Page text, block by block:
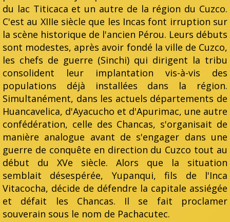
du lac Titicaca et un autre de la région du Cuzco.
C'est au XIIIe siècle que les Incas font irruption sur
la scène historique de l'ancien Pérou. Leurs débuts
sont modestes, après avoir fondé la ville de Cuzco,
les chefs de guerre (Sinchi) qui dirigent la tribu
consolident leur implantation vis-à-vis des
populations déjà installées dans la région.
Simultanément, dans les actuels départements de
Huancavelica, d'Ayacucho et d'Apurimac, une autre
confédération, celle des Chancas, s'organisait de
manière analogue avant de s'engager dans une
guerre de conquête en direction du Cuzco tout au
début du XVe siècle. Alors que la situation
semblait désespérée, Yupanqui, fils de l'Inca
Vitacocha, décide de défendre la capitale assiégée
et défait les Chancas. Il se fait proclamer
souverain sous le nom de Pachacutec.